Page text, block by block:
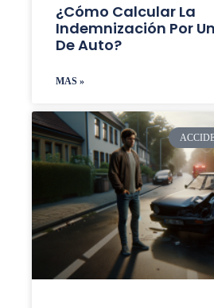
¿Cómo Calcular La
Indemnización Por
De Auto?
MAS »